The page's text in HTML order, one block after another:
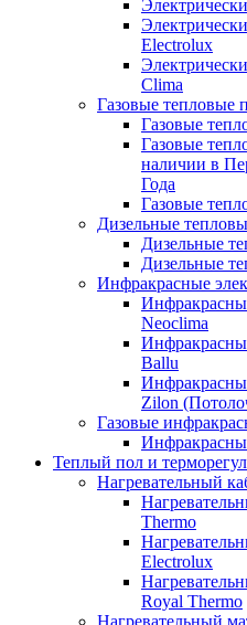
Electrolux
Clima
Газовые тепловые
Газовые
Газовые
наличии в
Года
Газовые
Дизельные
Дизельные
Дизельные
Инфракрасные
Neoclima
Ballu
Zilon
Газовые
Теплый пол и
Нагревательный
Thermo
Electrolux
Royal Thermo
Нагревательный